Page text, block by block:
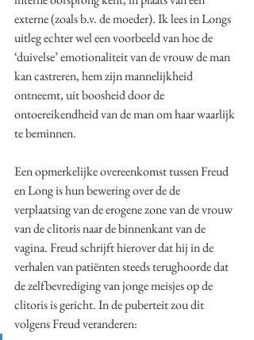
externe (zoals b.v. de moeder). Ik lees in Longs
uitleg echter wel een voorbeeld van hoe de
‘duivelse’ emotionaliteit van de vrouw de man
kan castreren, hem zijn mannelijkheid
ontneemt, uit boosheid door de
ontoereikendheid van de man om haar waarlijk
te beminnen.
Een opmerkelijke overeenkomst tussen Freud
en Long is hun bewering over de de
verplaatsing van de erogene zone van de vrouw
van de clitoris naar de binnenkant van de
vagina. Freud schrijft hierover dat hij in de
verhalen van patiënten steeds terughoorde dat
de zelfbevrediging van jonge meisjes op de
clitoris is gericht. In de puberteit zou dit
volgens Freud veranderen: